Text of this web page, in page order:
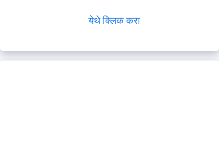
येथे क्लिक करा